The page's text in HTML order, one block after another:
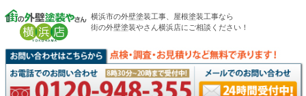
横浜市の外壁塗装工事、屋根塗装工事なら
街の外壁塗装やさん横浜店にご相談ください！